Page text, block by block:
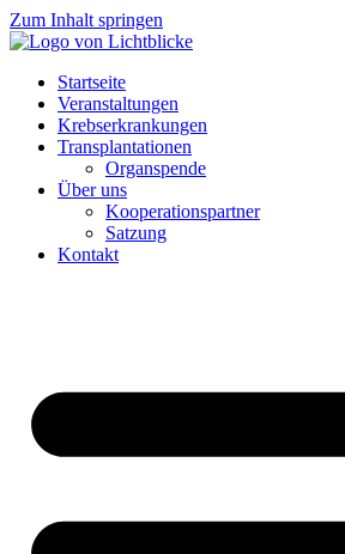
Zum Inhalt springen
Startseite
Veranstaltungen
Krebserkrankungen
Transplantationen
Organspende
Über uns
Kooperationspartner
Satzung
Kontakt